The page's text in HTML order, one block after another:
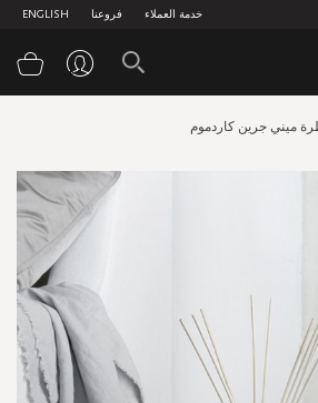
ENGLISH فروعنا خدمة العملاء
ميني جرين كاردموم